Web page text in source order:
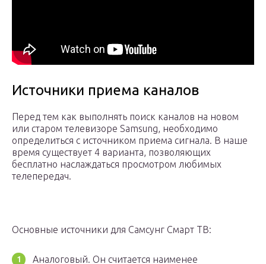
Источники приема каналов
Перед тем как выполнять поиск каналов на новом
или старом телевизоре Samsung, необходимо
определиться с источником приема сигнала. В наше
время существует 4 варианта, позволяющих
бесплатно наслаждаться просмотром любимых
телепередач.
Основные источники для Самсунг Смарт ТВ:
Аналоговый. Он считается наименее